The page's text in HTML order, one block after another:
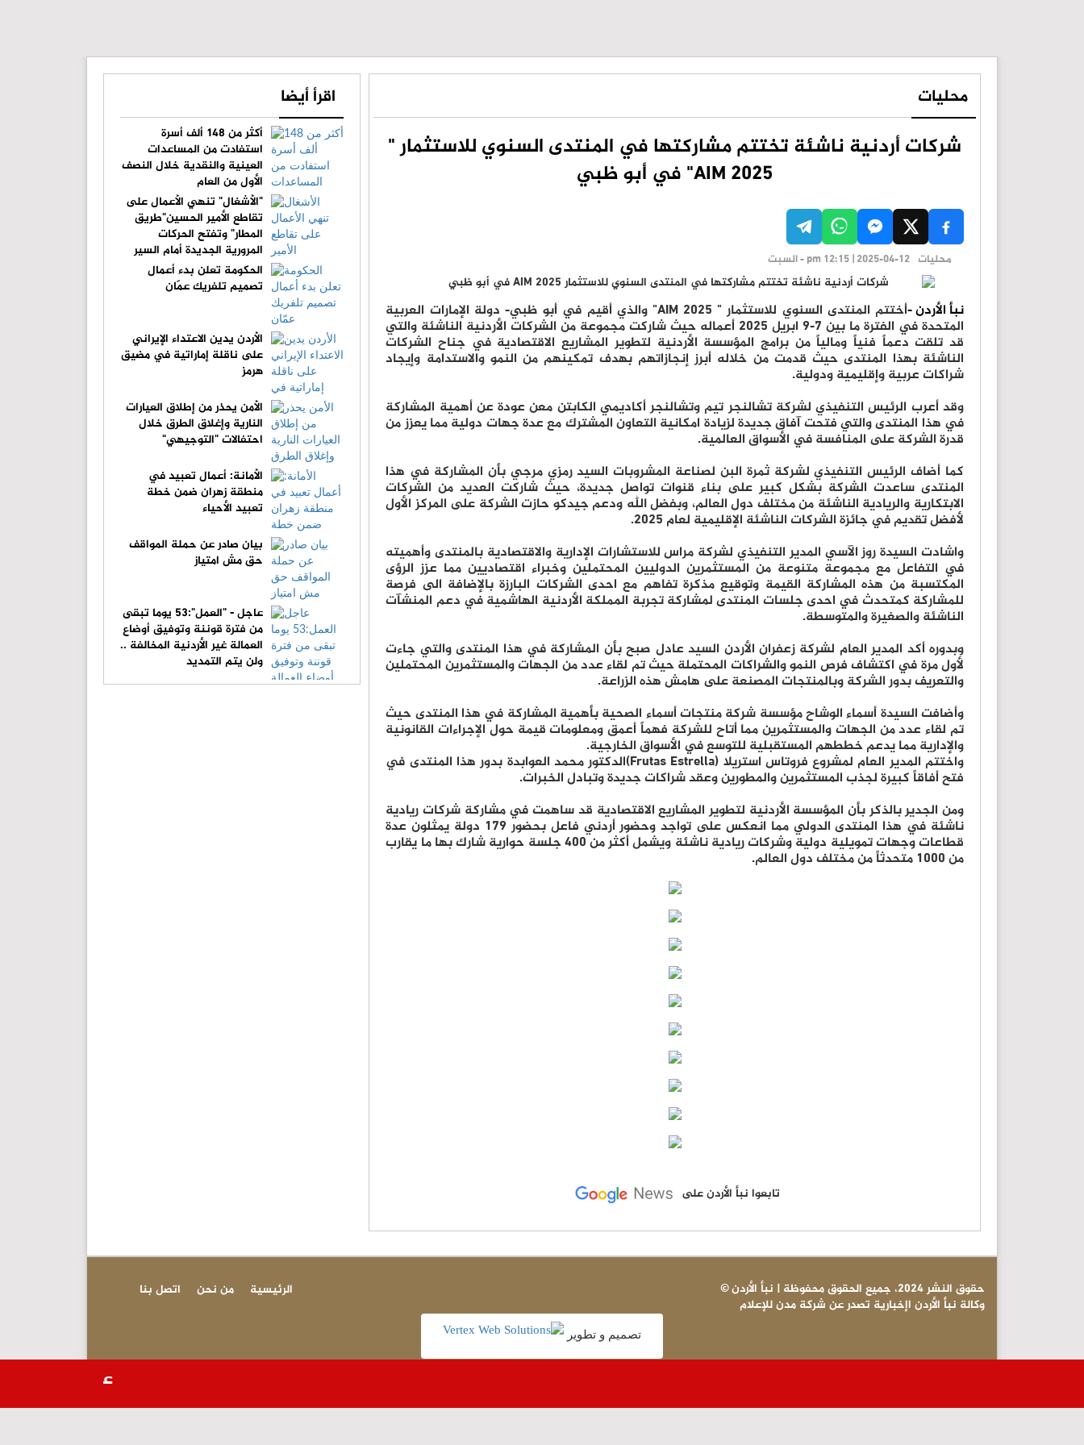
محليات
شركات أردنية ناشئة تختتم مشاركتها في المنتدى السنوي للاستثمار "
AIM 2025" في أبو ظبي
محليات pm 12:15 | 2025-04-12 - السبت
نبأ الأردن - أختتم المنتدى السنوي للاستثمار " AIM 2025" والذي أقيم في أبو ظبي- دولة الإمارات العربية
المتحدة في الفترة ما بين 7-9 ابريل 2025 أعماله حيث شاركت مجموعة من الشركات الأردنية الناشئة والتي
قد تلقت دعماً فنياً ومالياً من برامج المؤسسة الأردنية لتطوير المشاريع الاقتصادية في جناح الشركات
الناشئة بهذا المنتدى حيث قدمت من خلاله أبرز إنجازاتهم بهدف تمكينهم من النمو والاستدامة وإيجاد
شراكات عربية وإقليمية ودولية.
وقد أعرب الرئيس التنفيذي لشركة تشالنجر تيم وتشالنجر أكاديمي الكابتن معن عودة عن أهمية المشاركة
في هذا المنتدى والتي فتحت آفاق جديدة لزيادة امكانية التعاون المشترك مع عدة جهات دولية مما يعزز من
قدرة الشركة على المنافسة في الأسواق العالمية.
كما أضاف الرئيس التنفيذي لشركة ثمرة البن لصناعة المشروبات السيد رمزي مرجي بأن المشاركة في هذا
المنتدى ساعدت الشركة بشكل كبير على بناء قنوات تواصل جديدة، حيث شاركت العديد من الشركات
الابتكارية والريادية الناشئة من مختلف دول العالم، وبفضل الله ودعم جيدكو حازت الشركة على المركز الأول
لأفضل تقديم في جائزة الشركات الناشئة الإقليمية لعام 2025.
واشادت السيدة روز الآسي المدير التنفيذي لشركة مراس للاستشارات الإدارية والاقتصادية بالمنتدى وأهميته
في التفاعل مع مجموعة متنوعة من المستثمرين الدوليين المحتملين وخبراء اقتصاديين مما عزز الرؤى
المكتسبة من هذه المشاركة القيمة وتوقيع مذكرة تفاهم مع احدى الشركات البارزة بالإضافة الى فرصة
للمشاركة كمتحدث في احدى جلسات المنتدى لمشاركة تجربة المملكة الأردنية الهاشمية في دعم المنشآت
الناشئة والصغيرة والمتوسطة.
وبدوره أكد المدير العام لشركة زعفران الأردن السيد عادل صبح بأن المشاركة في هذا المنتدى والتي جاءت
لأول مرة في اكتشاف فرص النمو والشراكات المحتملة حيث تم لقاء عدد من الجهات والمستثمرين المحتملين
والتعريف بدور الشركة وبالمنتجات المصنعة على هامش هذه الزراعة.
وأضافت السيدة أسماء الوشاح مؤسسة شركة منتجات أسماء الصحية بأهمية المشاركة في هذا المنتدى حيث
تم لقاء عدد من الجهات والمستثمرين مما أتاح للشركة فهماً أعمق ومعلومات قيمة حول الإجراءات القانونية
والإدارية مما يدعم خططهم المستقبلية للتوسع في الأسواق الخارجية.
واختتم المدير العام لمشروع فروتاس استريلا (Frutas Estrella)الدكتور محمد العوابدة بدور هذا المنتدى في
فتح أفاقاً كبيرة لجذب المستثمرين والمطورين وعقد شراكات جديدة وتبادل الخبرات.
ومن الجدير بالذكر بأن المؤسسة الأردنية لتطوير المشاريع الاقتصادية قد ساهمت في مشاركة شركات ريادية
ناشئة في هذا المنتدى الدولي مما انعكس على تواجد وحضور أردني فاعل بحضور 179 دولة يمثلون عدة
قطاعات وجهات تمويلية دولية وشركات ريادية ناشئة ويشمل أكثر من 400 جلسة حوارية شارك بها ما يقارب
من 1000 متحدثاً من مختلف دول العالم.
تابعوا نبأ الأردن على
اقرأ أيضا
أكثر من 148 ألف أسرة
استفادت من المساعدات
العينية والنقدية خلال النصف
الأول من العام
"الأشغال" تنهي الأعمال على
تقاطع الأمير الحسين"طريق
المطار" وتفتح الحركات
المرورية الجديدة أمام السير
الحكومة تعلن بدء أعمال
تصميم تلفريك عمّان
الأردن يدين الاعتداء الإيراني
على ناقلة إماراتية في مضيق
هرمز
الأمن يحذر من إطلاق العيارات
النارية وإغلاق الطرق خلال
احتفالات "التوجيهي"
الأمانة: أعمال تعبيد في
منطقة زهران ضمن خطة
تعبيد الأحياء
بيان صادر عن حملة المواقف
حق مش امتياز
عاجل - "العمل":53 يوما تبقى
من فترة قوننة وتوفيق أوضاع
العمالة غير الأردنية المخالفة ..
ولن يتم التمديد
عاجل-مسؤول
© حقوق النشر 2024، جميع الحقوق محفوظة | نبأ الأردن
وكالة نبأ الأردن اإخبارية تصدر عن شركة مدن للإعلام
اتصل بنا من نحن الرئيسية
تصميم و تطوير